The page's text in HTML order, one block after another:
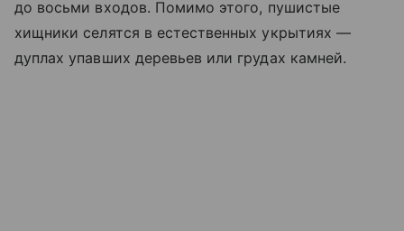
до восьми входов. Помимо этого, пушистые
хищники селятся в естественных укрытиях —
дуплах упавших деревьев или грудах камней.